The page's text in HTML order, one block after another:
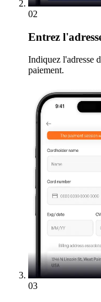
02
Entrez
Indiquez l'adresse
paiement.
03